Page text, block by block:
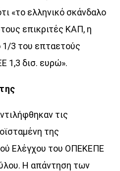
«το ελληνικό σκάνδαλο
επικριτές ΚΑΠ, η
1/3 του επταετούς
1,3 δισ. ευρώ».
τις
της
Ελέγχου του ΟΠΕΚΕΠΕ
Η απάντηση των